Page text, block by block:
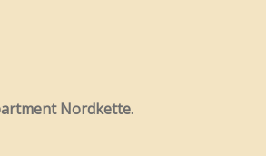
Nordkette.